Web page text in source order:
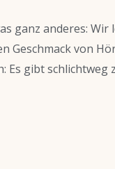
ganz anderes:
Geschmack von
Es gibt